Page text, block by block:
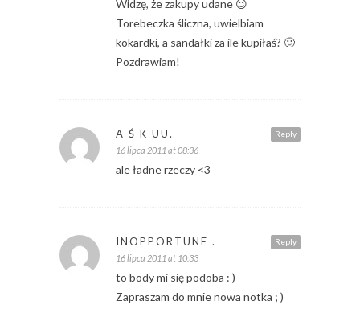
Widzę, że zakupy udane 😉
Torebeczka śliczna, uwielbiam
kokardki, a sandałki za ile kupiłaś? 🙂
Pozdrawiam!
Reply
A Ś K UU.
16 lipca 2011 at 08:36
ale ładne rzeczy <3
Reply
INOPPORTUNE .
16 lipca 2011 at 10:33
to body mi się podoba : )
Zapraszam do mnie nowa notka ; )